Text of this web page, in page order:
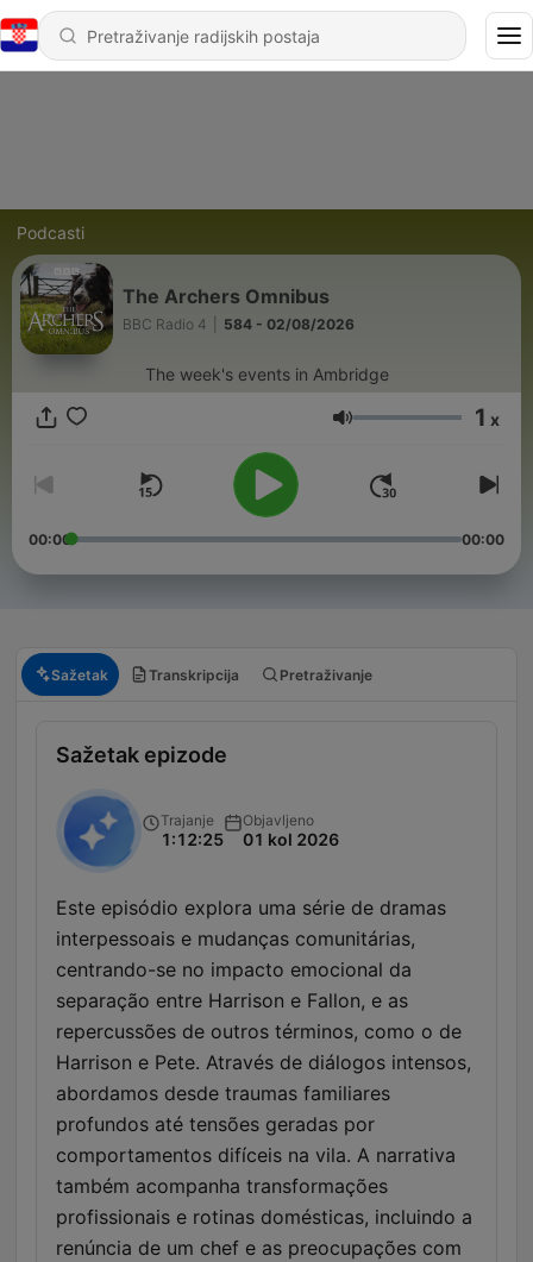
Podcasti
The Archers Omnibus
BBC Radio 4 584 - 02/08/2026
The week's events in Ambridge
Glasnoća 1 x
00:00 00:00
Sažetak Transkripcija Pretraživanje
Sažetak epizode
Trajanje
1:12:25
Objavljeno
01 kol 2026
Este episódio explora uma série de dramas
interpessoais e mudanças comunitárias,
centrando-se no impacto emocional da
separação entre Harrison e Fallon, e as
repercussões de outros términos, como o de
Harrison e Pete. Através de diálogos intensos,
abordamos desde traumas familiares
profundos até tensões geradas por
comportamentos difíceis na vila. A narrativa
também acompanha transformações
profissionais e rotinas domésticas, incluindo a
renúncia de um chef e as preocupações com